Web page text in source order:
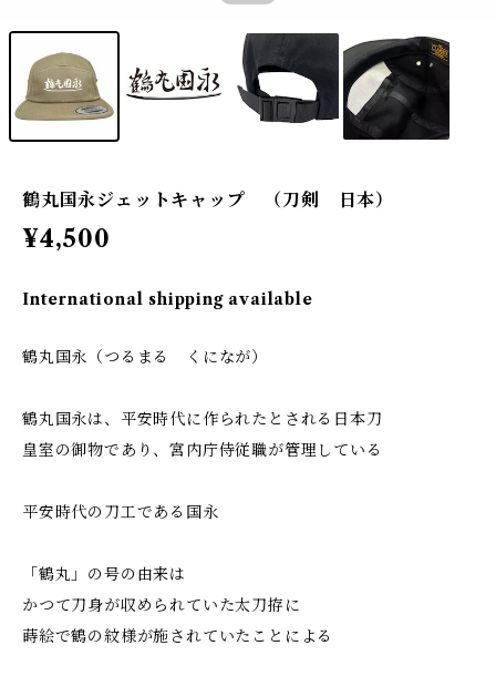
鶴丸国永ジェットキャップ （刀剣 日本）
¥4,500
International shipping available
鶴丸国永（つるまる くになが）
鶴丸国永は、平安時代に作られたとされる日本刀
皇室の御物であり、宮内庁侍従職が管理している
平安時代の刀工である国永
「鶴丸」の号の由来は
かつて刀身が収められていた太刀拵に
蒔絵で鶴の紋様が施されていたことによる